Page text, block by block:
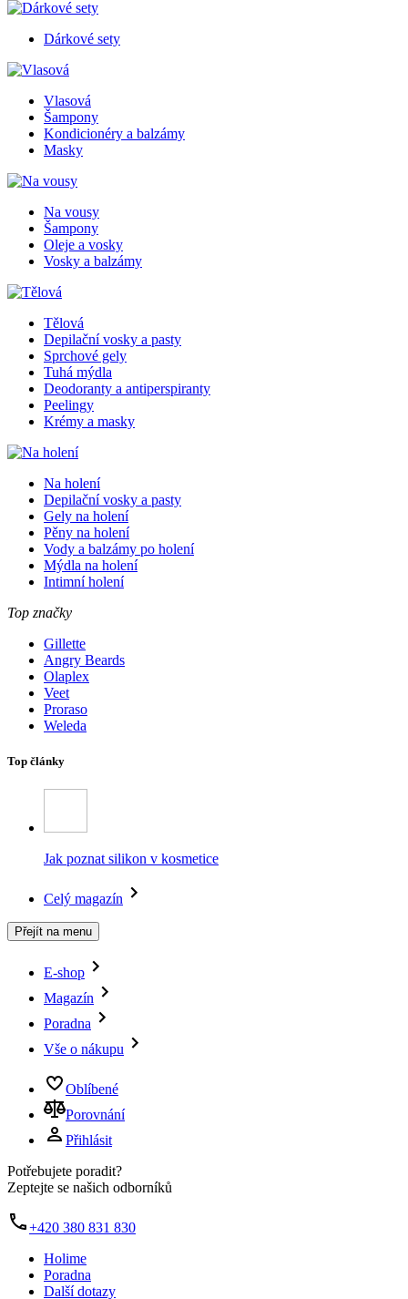
Dárkové sety
Vlasová
Šampony
Kondicionéry a balzámy
Masky
Na vousy
Šampony
Oleje a vosky
Vosky a balzámy
Tělová
Depilační vosky a pasty
Sprchové gely
Tuhá mýdla
Deodoranty a antiperspiranty
Peelingy
Krémy a masky
Na holení
Depilační vosky a pasty
Gely na holení
Pěny na holení
Vody a balzámy po holení
Mýdla na holení
Intimní holení
Top značky
Gillette
Angry Beards
Olaplex
Veet
Proraso
Weleda
Top články
Jak poznat silikon v kosmetice
Celý magazín
Přejít na menu
E-shop
Magazín
Poradna
Vše o nákupu
Oblíbené
Porovnání
Přihlásit
Potřebujete poradit?
Zeptejte se našich odborníků
+420 380 831 830
Holime
Poradna
Další dotazy